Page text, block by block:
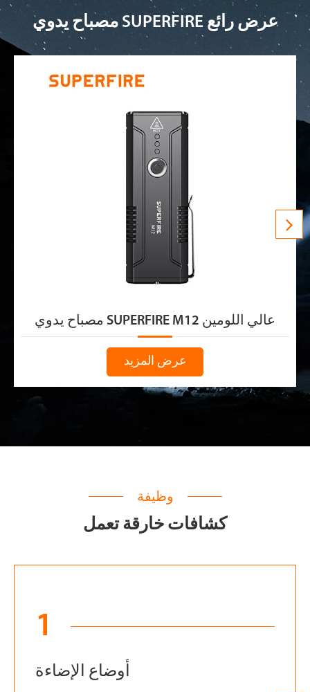
مصباح يدوي SUPERFIRE عرض رائع
مصباح يدوي SUPERFIRE M12 عالي اللومين
عرض المزيد
وظيفة
كشافات خارقة تعمل
1
أوضاع الإضاءة